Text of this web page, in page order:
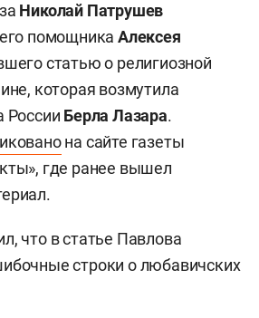
Николай Патрушев
помощникаАлексея
статью о религиозной
которая возмутила
России Берла Лазара.
на сайте газеты
где ранее вышел
что в статье Павлова
строки о любавичских